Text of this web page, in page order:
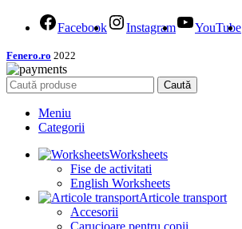
Facebook Instagram YouTube
Fenero.ro 2022
Caută
Meniu
Categorii
Worksheets
Fise de activitati
English Worksheets
Articole transport
Accesorii
Carucioare pentru copii